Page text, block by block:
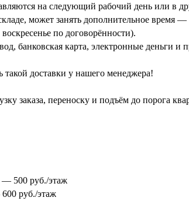
на следующий рабочий день или в
может занять дополнительное время —
по договорённости).
банковская карта, электронные деньги
доставки у нашего менеджера!
заказа, переноску и подъём до порога
— 500 руб./этаж
руб./этаж